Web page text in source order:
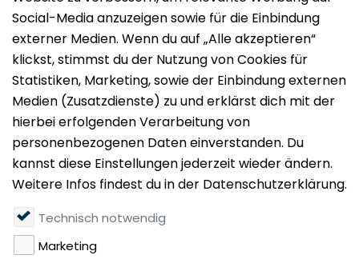
Impressum
Datenschutz
Nutzungsbedingungen
Mieten
Vermieten
Über uns
Presse